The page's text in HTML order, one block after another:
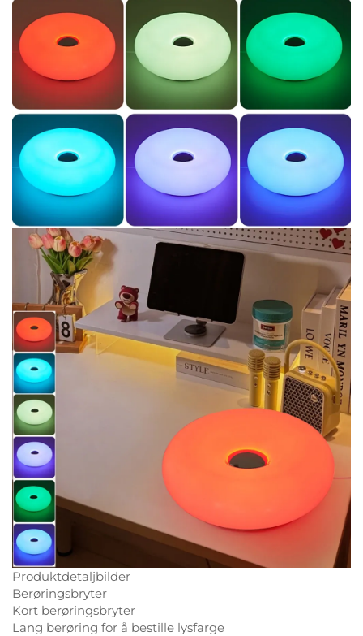
Produktdetaljbilder
Berøringsbryter
Kort berøringsbryter
Lang berøring for å bestille lysfarge